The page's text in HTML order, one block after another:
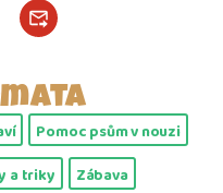
Pomoc psům v nouzi
a triky Zábava